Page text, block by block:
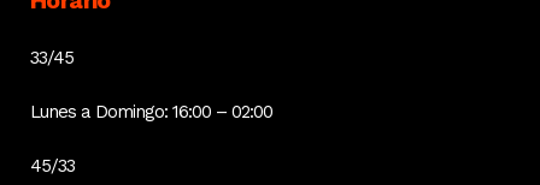
33/45
Lunes a Domingo: 16:00 – 02:00
45/33